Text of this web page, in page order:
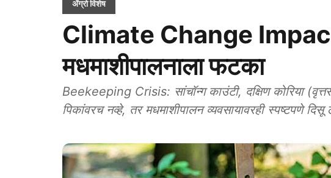
ॲग्रो विशेष
Climate Change
मधमाशीपालनाला फटका
Beekeeping Crisis: सांचॉन्ग काउंटी, दक्षिण कोरिया
पिकांवरच नव्हे, तर मधमाशीपालन व्यवसायावरही स्पष्टपणे